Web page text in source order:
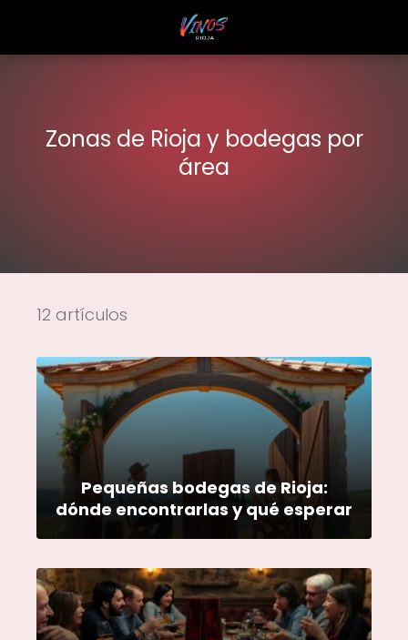
Zonas de Rioja y bodegas por
área
12 artículos
Pequeñas bodegas de Rioja:
dónde encontrarlas y qué esperar